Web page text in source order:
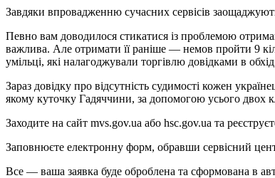
Завдяки впровадженню сучасних сервісів
Певно вам доводилося стикатися із проблемою
важлива. Але отримати її раніше — немов пройти 9
умільці, які налагоджували торгівлю довідками в
Зараз довідку про відсутність судимості кожен
якому куточку Гадяччини, за допомогою усього двох
Заходите на сайт mvs.gov.ua або hsc.gov.ua та
Заповнюєте електронну форм, обравши сервісний
Все — ваша заявка буде оброблена та сформована в